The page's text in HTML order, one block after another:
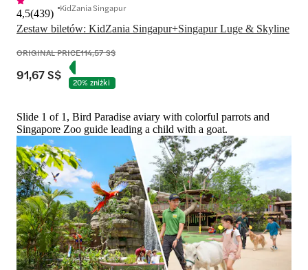
Zestaw biletów: KidZania Singapur+Singapur Luge & Skyline
4,5(439) KidZania Singapur
ORIGINAL PRICE114,57 S$
91,67 S$ 20% zniżki
Slide 1 of 1, Bird Paradise aviary with colorful parrots and
Singapore Zoo guide leading a child with a goat.